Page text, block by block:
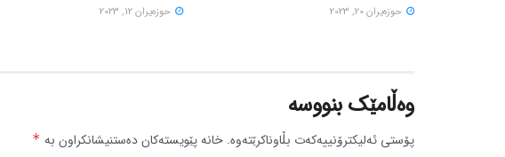
حوزه‌یران 20, 2023 حوزه‌یران 12, 2023
وەڵامێک بنووسە
پۆستی ئەلیکترۆنییەکەت بڵاوناکرێتەوە. خانە پێویستەکان دەستنیشانکراون بە *